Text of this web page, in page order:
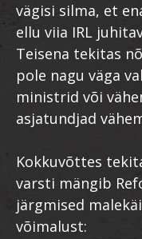
vägisi silma, et
ellu viia IRL
Teisena tekitas
pole nagu väga
ministrid või
asjatundjad
Kokkuvõttes
varsti mängib
järgmised
võimalust: